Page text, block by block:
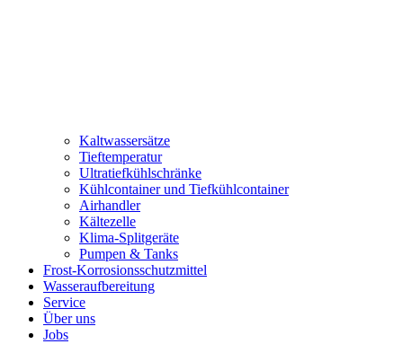
Kaltwassersätze
Tieftemperatur
Ultratiefkühlschränke
Kühlcontainer und Tiefkühlcontainer
Airhandler
Kältezelle
Klima-Splitgeräte
Pumpen & Tanks
Frost-Korrosionsschutzmittel
Wasseraufbereitung
Service
Über uns
Jobs